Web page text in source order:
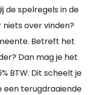
de spelregels in de
niets over vinden?
Betreft het
Dan mag je het
BTW. Dit scheelt je
een terugdraaiende